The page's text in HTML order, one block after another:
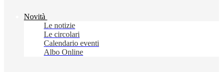
Novità
Le notizie
Le circolari
Calendario eventi
Albo Online